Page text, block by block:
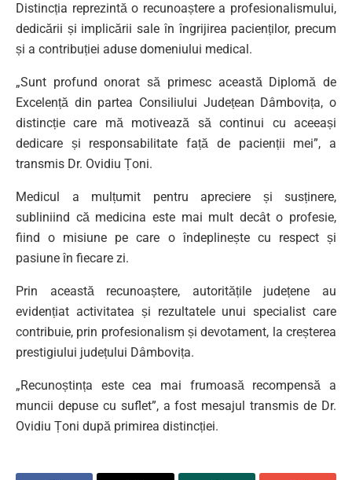
Distincția reprezintă o recunoaștere a profesionalismului,
dedicării și implicării sale în îngrijirea pacienților, precum
și a contribuției aduse domeniului medical.
„Sunt profund onorat să primesc această Diplomă de
Excelență din partea Consiliului Județean Dâmbovița, o
distincție care mă motivează să continui cu aceeași
dedicare și responsabilitate față de pacienții mei”, a
transmis Dr. Ovidiu Țoni.
Medicul a mulțumit pentru apreciere și susținere,
subliniind că medicina este mai mult decât o profesie,
fiind o misiune pe care o îndeplinește cu respect și
pasiune în fiecare zi.
Prin această recunoaștere, autoritățile județene au
evidențiat activitatea și rezultatele unui specialist care
contribuie, prin profesionalism și devotament, la creșterea
prestigiului județului Dâmbovița.
„Recunoștința este cea mai frumoasă recompensă a
muncii depuse cu suflet”, a fost mesajul transmis de Dr.
Ovidiu Țoni după primirea distincției.